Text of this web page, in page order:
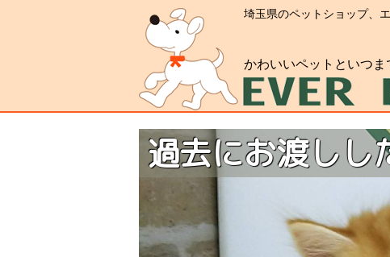
埼玉県のペットショップ、
かわいいペットといつま
過去にお渡しし